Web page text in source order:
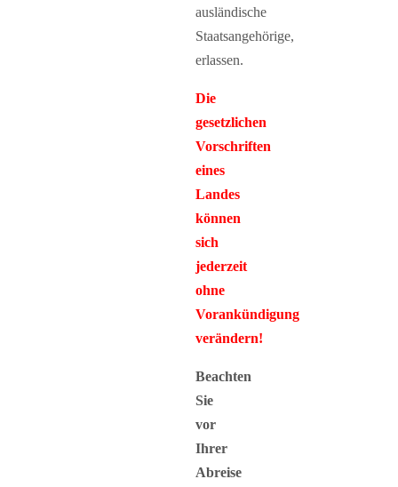
ausländische
Staatsangehörige,
erlassen.
Die
gesetzlichen
Vorschriften
eines
Landes
können
sich
jederzeit
ohne
Vorankündigung
verändern!
Beachten
Sie
vor
Ihrer
Abreise